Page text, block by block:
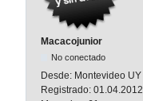
Macacojunior
No conectado
Desde: Montevideo UY
Registrado: 01.04.2012